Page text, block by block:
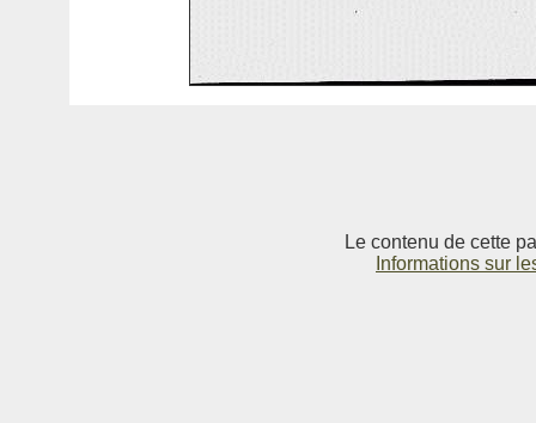
Le contenu de cette
Informations sur